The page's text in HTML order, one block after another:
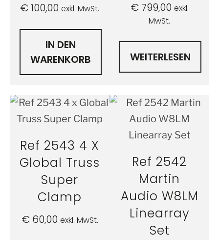
€100,00 exkl. MwSt.
IN DEN
WARENKORB
€799,00 exkl.
MwSt.
WEITERLESEN
Ref 2543 4 X
Global Truss
Super
Clamp
€60,00 exkl. MwSt.
Ref 2542
Martin
Audio W8LM
Linearray
Set